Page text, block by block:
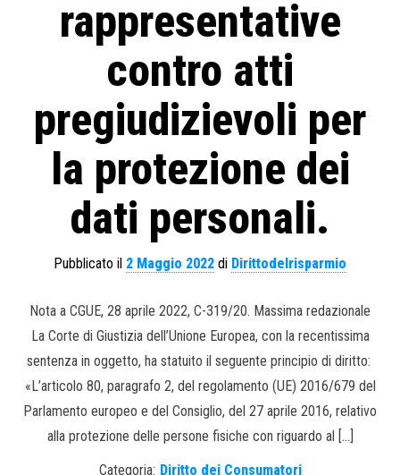
rappresentative
contro atti
pregiudizievoli per
la protezione dei
dati personali.
Pubblicato il 2 Maggio 2022 di Dirittodelrisparmio
Nota a CGUE, 28 aprile 2022, C-319/20. Massima redazionale
La Corte di Giustizia dell’Unione Europea, con la recentissima
sentenza in oggetto, ha statuito il seguente principio di diritto:
«L’articolo 80, paragrafo 2, del regolamento (UE) 2016/679 del
Parlamento europeo e del Consiglio, del 27 aprile 2016, relativo
alla protezione delle persone fisiche con riguardo al […]
Categoria: Diritto dei Consumatori